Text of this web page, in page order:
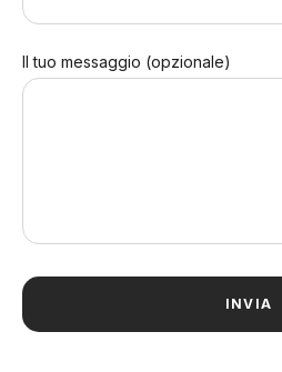
Il tuo messaggio (opzionale)